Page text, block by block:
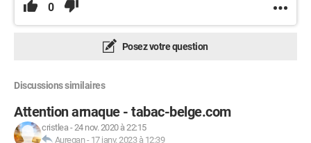
0
Posez votre question
Discussions similaires
Attention arnaque - tabac-belge.com
cristlea-24 nov. 2020 à 22:15
Auregan- 17 janv. 2023 à 12:39